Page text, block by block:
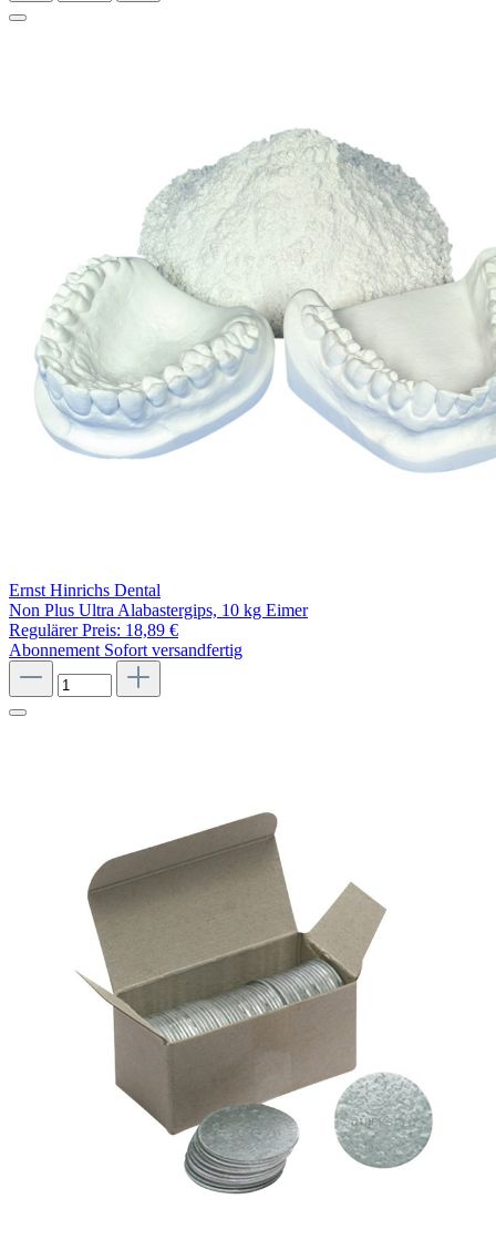
Ernst Hinrichs Dental
Non Plus Ultra Alabastergips, 10 kg Eimer
Regulärer Preis: 18,89 €
Abonnement Sofort versandfertig